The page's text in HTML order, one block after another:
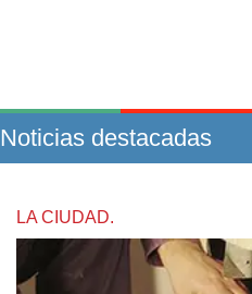
Noticias destacadas
LA CIUDAD.